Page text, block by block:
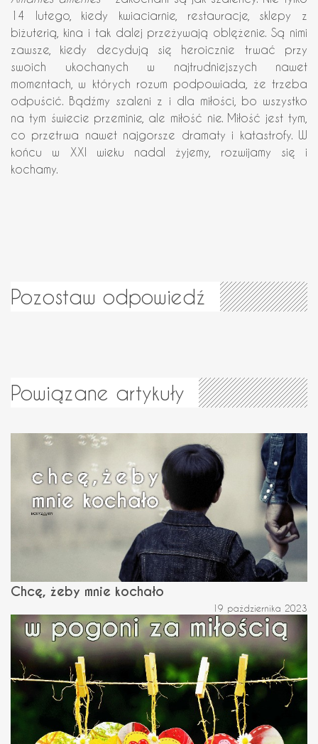
14 lutego, kiedy kwiaciarnie, restauracje, sklepy z
biżuterią, kina i tak dalej przeżywają oblężenie. Są nimi
zawsze, kiedy decydują się heroicznie trwać przy
swoich ukochanych w najtrudniejszych nawet
momentach, w których rozum podpowiada, że trzeba
odpuścić. Bądźmy szaleni z i dla miłości, bo wszystko
na tym świecie przeminie, ale miłość nie. Miłość jest tym,
co przetrwa nawet najgorsze dramaty i katastrofy. W
końcu w XXI wieku nadal żyjemy, rozwijamy się i
kochamy.
Pozostaw odpowiedź
Powiązane artykuły
Chcę, żeby mnie kochało
19 października 2023